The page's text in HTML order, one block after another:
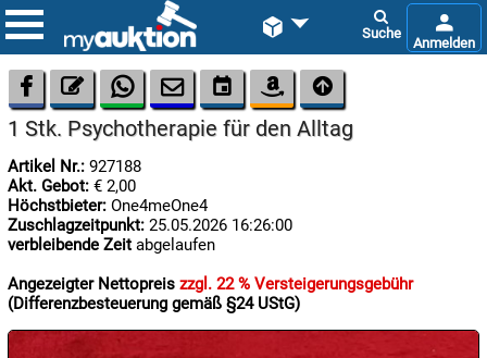
 
09.08:
Chips
      
1 Stk. Psychotherapie für den Alltag
Artikel Nr.: 927188
Akt. Gebot: € 2,00
Höchstbieter: One4meOne4
Zuschlagzeitpunkt: 25.05.2026 16:26:00
verbleibende Zeit abgelaufen
Angezeigter Nettopreis zzgl. 22 % Versteigerungsgebühr
(Differenzbesteuerung gemäß §24 UStG)